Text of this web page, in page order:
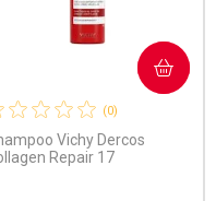
(0)
Vichy Dercos
Repair 17
COMPRAR